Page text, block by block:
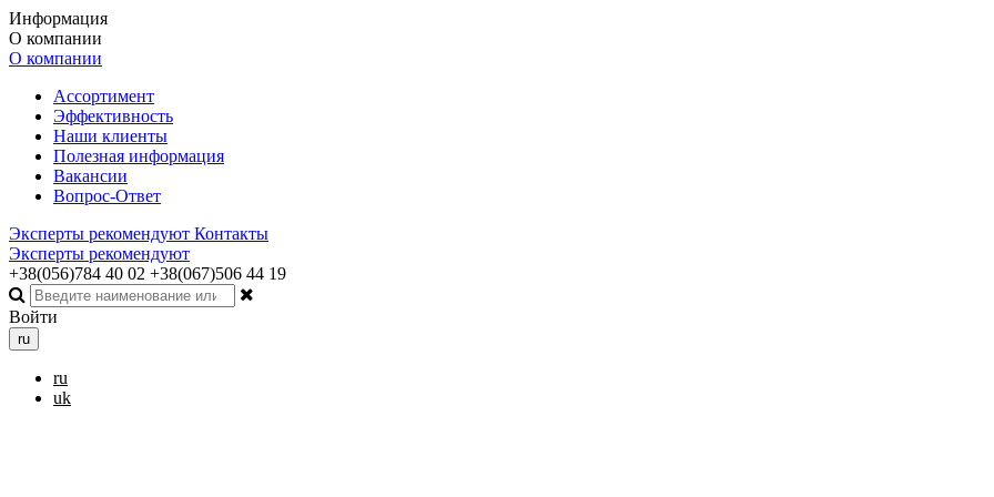
Информация
О компании
О компании
Ассортимент
Эффективность
Наши клиенты
Полезная информация
Вакансии
Вопрос-Ответ
Эксперты рекомендуют Контакты
Эксперты рекомендуют
+38(056)784 40 02 +38(067)506 44 19
Войти
ru
ru
uk